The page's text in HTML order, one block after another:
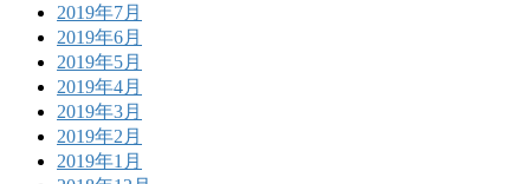
2019年7月
2019年6月
2019年5月
2019年4月
2019年3月
2019年2月
2019年1月